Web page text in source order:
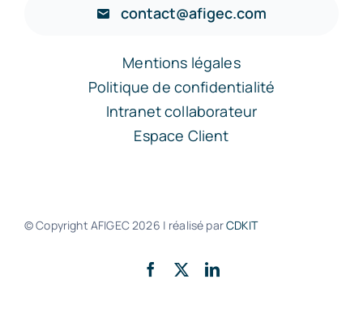
contact@afigec.com
Mentions légales
Politique de confidentialité
Intranet collaborateur
Espace Client
© Copyright AFIGEC2026 | réalisé parCDKIT